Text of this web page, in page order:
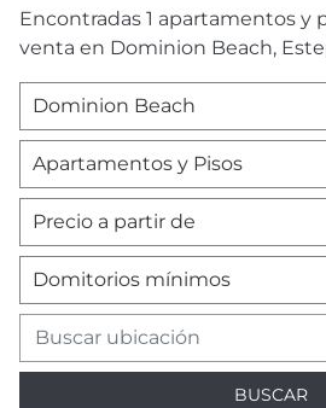
Encontradas 1 apartamentos y
venta en Dominion Beach,
Dominion Beach
Apartamentos y Pisos
Precio a partir de
Domitorios mínimos
BUSCAR